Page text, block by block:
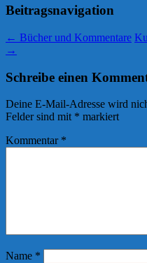
Beitragsnavigation
← Bücher und Kommentare
→
Schreibe einen
Deine E-Mail-Adresse wird
Felder sind mit * markiert
Kommentar *
Name *